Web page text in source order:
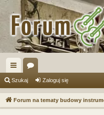
ię
ce
j
or
a
Szukaj Zaloguj się
Forum na tematy budowy